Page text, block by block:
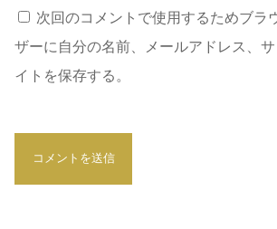
次回のコメントで使用するためブラ
ザーに自分の名前、メールアドレス、サ
イトを保存する。